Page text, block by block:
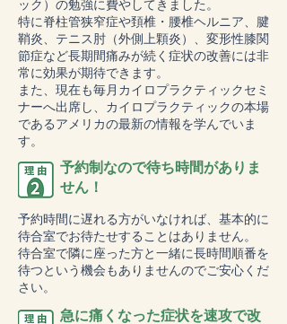
ック）の勉強に費やしてきました。
特に脊柱管狭窄症や頚椎・腰椎ヘルニア、腱
鞘炎、テニス肘（外側上顆炎）、変形性膝関
節症など長期間痛みが続く症状の改善には非
常に効果が期待できます。
また、現在も毎月カイロプラクティックセミ
ナーへ出席し、カイロプラクティックの本場
であるアメリカの最新の情報を学んでいま
す。
予約制なので待ち時間がありま
せん！
予約時間に遅れる方がいなければ、基本的に
待合室でお待たせすることはありません。
待合室で隣に座った方と一緒に長時間順番を
待つという機会もありませんのでご安心くだ
さい。
急に痛くなった症状を速攻で改